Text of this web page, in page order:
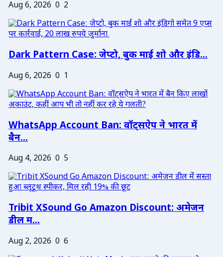
Aug 6, 2026 0 2
Dark Pattern Case: जेप्टो, बुक माई शो और इंडि...
Aug 6, 2026 0 1
WhatsApp Account Ban: वॉट्सऐप ने भारत में
बैन...
Aug 4, 2026 0 5
Tribit XSound Go Amazon Discount: अमेजन
डील म...
Aug 2, 2026 0 6